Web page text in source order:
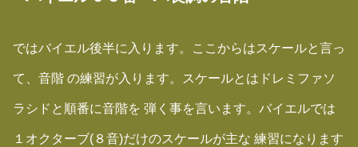
ではバイエル後半に入ります。ここからはスケールと言っ
て、音階 の練習が入ります。スケールとはドレミファソ
ラシドと順番に音階を 弾く事を言います。バイエルでは
１オクターブ(８音)だけのスケールが主な 練習になります